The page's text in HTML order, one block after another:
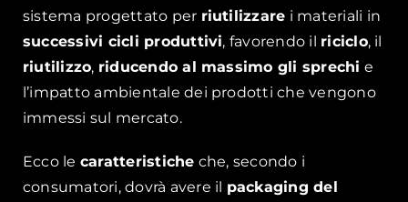
sistema progettato per riutilizzare i materiali in
successivi cicli produttivi, favorendo il riciclo, il
riutilizzo, riducendo al massimo gli sprechi e
l’impatto ambientale dei prodotti che vengono
immessi sul mercato.
Ecco le caratteristiche che, secondo i
consumatori, dovrà avere il packaging del